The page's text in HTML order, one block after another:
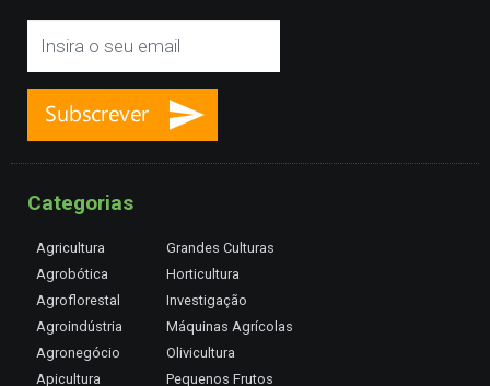
Categorias
Agricultura
Agrobótica
Agroflorestal
Agroindústria
Agronegócio
Apicultura
Grandes Culturas
Horticultura
Investigação
Máquinas Agrícolas
Olivicultura
Pequenos Frutos